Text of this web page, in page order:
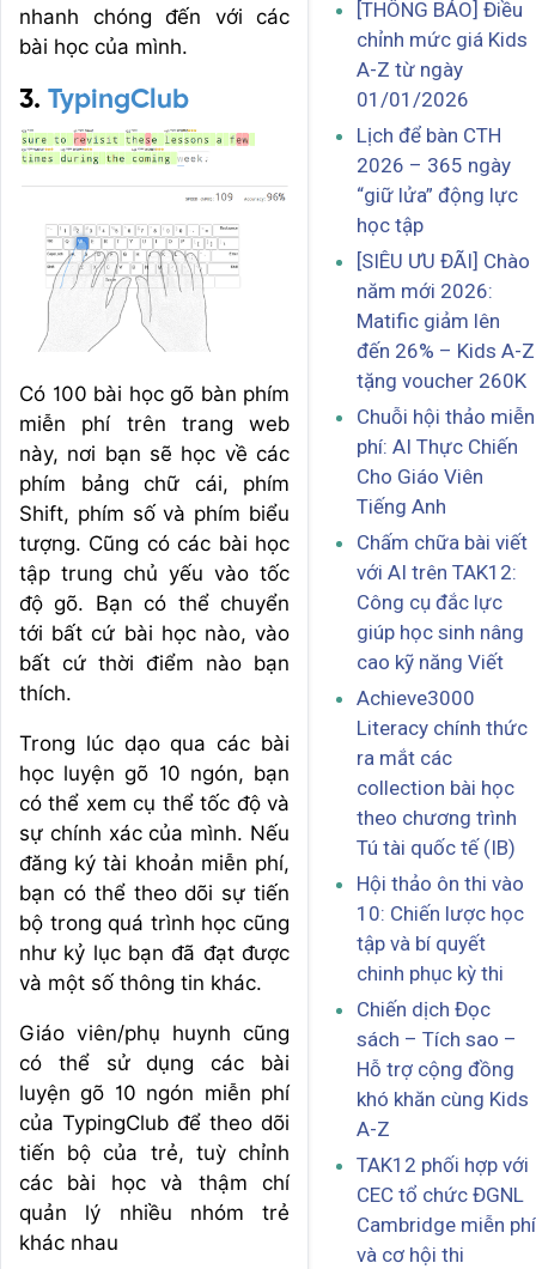
nhanh chóng đến với các
bài học của mình.
3. TypingClub
Có 100 bài học gõ bàn phím
miễn phí trên trang web
này, nơi bạn sẽ học về các
phím bảng chữ cái, phím
Shift, phím số và phím biểu
tượng. Cũng có các bài học
tập trung chủ yếu vào tốc
độ gõ. Bạn có thể chuyển
tới bất cứ bài học nào, vào
bất cứ thời điểm nào bạn
thích.
Trong lúc dạo qua các bài
học luyện gõ 10 ngón, bạn
có thể xem cụ thể tốc độ và
sự chính xác của mình. Nếu
đăng ký tài khoản miễn phí,
bạn có thể theo dõi sự tiến
bộ trong quá trình học cũng
như kỷ lục bạn đã đạt được
và một số thông tin khác.
Giáo viên/phụ huynh cũng
có thể sử dụng các bài
luyện gõ 10 ngón miễn phí
của TypingClub để theo dõi
tiến bộ của trẻ, tuỳ chỉnh
các bài học và thậm chí
quản lý nhiều nhóm trẻ
khác nhau
[THÔNG BÁO] Điều
chỉnh mức giá Kids
A-Z từ ngày
01/01/2026
Lịch để bàn CTH
2026 – 365 ngày
“giữ lửa” động lực
học tập
[SIÊU ƯU ĐÃI] Chào
năm mới 2026:
Matific giảm lên
đến 26% – Kids A-Z
tặng voucher 260K
Chuỗi hội thảo miễn
phí: AI Thực Chiến
Cho Giáo Viên
Tiếng Anh
Chấm chữa bài viết
với AI trên TAK12:
Công cụ đắc lực
giúp học sinh nâng
cao kỹ năng Viết
Achieve3000
Literacy chính thức
ra mắt các
collection bài học
theo chương trình
Tú tài quốc tế (IB)
Hội thảo ôn thi vào
10: Chiến lược học
tập và bí quyết
chinh phục kỳ thi
Chiến dịch Đọc
sách – Tích sao –
Hỗ trợ cộng đồng
khó khăn cùng Kids
A-Z
TAK12 phối hợp với
CEC tổ chức ĐGNL
Cambridge miễn phí
và cơ hội thi